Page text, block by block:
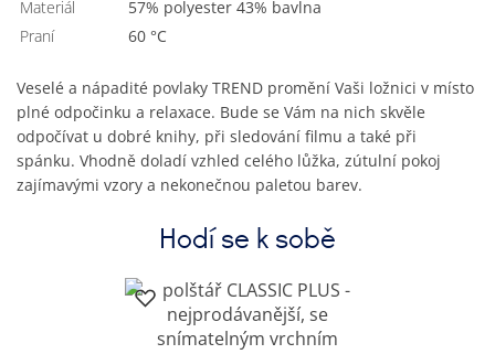
Materiál
57% polyester 43% bavlna
Praní
60 °C
Veselé a nápadité povlaky TREND promění Vaši ložnici v místo
plné odpočinku a relaxace. Bude se Vám na nich skvěle
odpočívat u dobré knihy, při sledování filmu a také při
spánku. Vhodně doladí vzhled celého lůžka, zútulní pokoj
zajímavými vzory a nekonečnou paletou barev.
Hodí se k sobě